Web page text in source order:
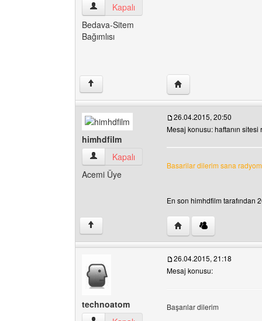
Browz Kullanıcının profilini görüntüle
Kapalı
Bedava-Sitem
Bağımlısı
↑ Yazarın web sitesini
himhdfilm
himhdfilm Kullanıcının profilini görüntüle
Kapalı
Acemi Üye
26.04.2015, 20:50
Mesaj konusu: haftanın sitesi
Basarilar dilerim sana
En son himhdfilm tarafından
↑ Yazarın web sitesini
technoatom
26.04.2015, 21:18
Mesaj konusu:
Başarılar dilerim